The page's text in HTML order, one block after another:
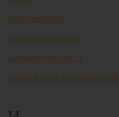
Залогодатель
Залогодержатель
Заработная плата
Защита прав потребителей